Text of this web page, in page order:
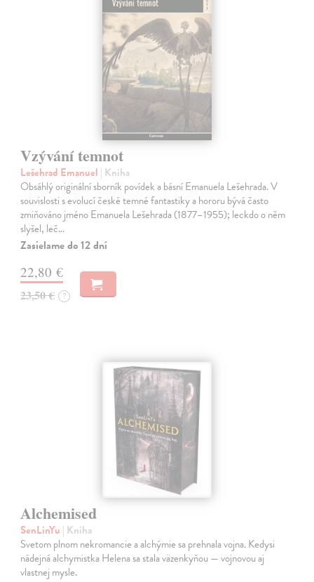
Vzývání temnot
Lešehrad Emanuel | Kniha
Obsáhlý originální sborník povídek a básní Emanuela Lešehrada. V
souvislosti s evolucí české temné fantastiky a hororu bývá často
zmiňováno jméno Emanuela Lešehrada (1877–1955); leckdo o něm
slyšel, leč…
Zasielame do 12 dní
22,80 €
23,50 € ?
Alchemised
SenLinYu | Kniha
Svetom plnom nekromancie a alchýmie sa prehnala vojna. Kedysi
nádejná alchymistka Helena sa stala väzenkyňou — vojnovou aj
vlastnej mysle.